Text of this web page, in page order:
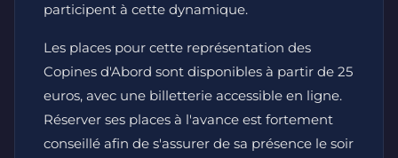
participent à cette dynamique.
Les places pour cette représentation des
Copines d'Abord sont disponibles à partir de 25
euros, avec une billetterie accessible en ligne.
Réserver ses places à l'avance est fortement
conseillé afin de s'assurer de sa présence le soir